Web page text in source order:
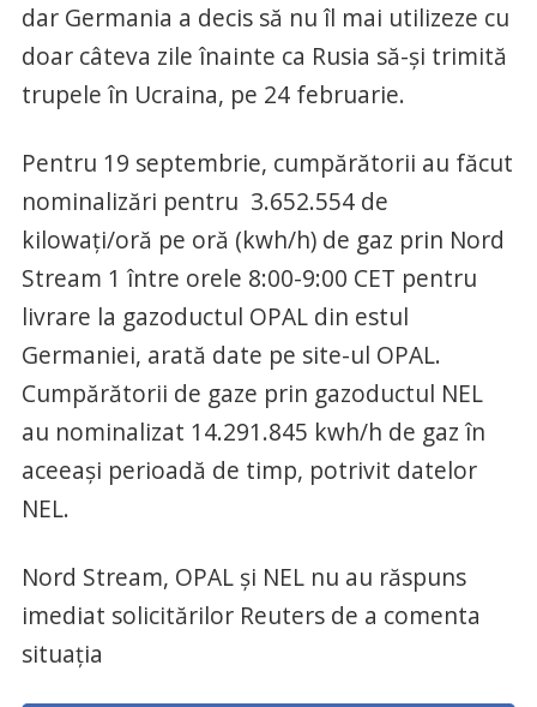
dar Germania a decis să nu îl mai utilizeze cu
doar câteva zile înainte ca Rusia să-și trimită
trupele în Ucraina, pe 24 februarie.
Pentru 19 septembrie, cumpărătorii au făcut
nominalizări pentru 3.652.554 de
kilowați/oră pe oră (kwh/h) de gaz prin Nord
Stream 1 între orele 8:00-9:00 CET pentru
livrare la gazoductul OPAL din estul
Germaniei, arată date pe site-ul OPAL.
Cumpărătorii de gaze prin gazoductul NEL
au nominalizat 14.291.845 kwh/h de gaz în
aceeași perioadă de timp, potrivit datelor
NEL.
Nord Stream, OPAL și NEL nu au răspuns
imediat solicitărilor Reuters de a comenta
situația